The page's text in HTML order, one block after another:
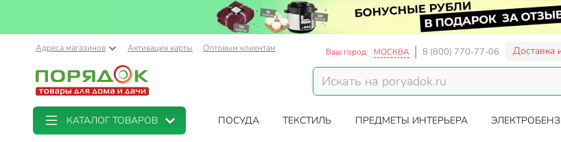
Адреса магазинов Активация карты Оптовым клиентам Ваш город: МОСКВА 8 (800) 770-77-06 Доставка
КАТАЛОГ ТОВАРОВ ПОСУДА ТЕКСТИЛЬ ПРЕДМЕТЫ ИНТЕРЬЕРА